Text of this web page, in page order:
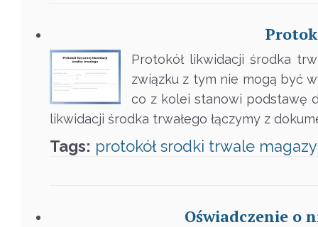
Protokół likwidacji środka
związku z tym nie mogą być
co z kolei stanowi podstawę
likwidacji środka trwałego łączymy z
Tags: protokół srodki trwale
Oświadczenie o